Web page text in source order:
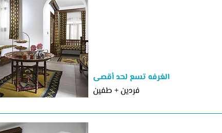
فردين + طفين